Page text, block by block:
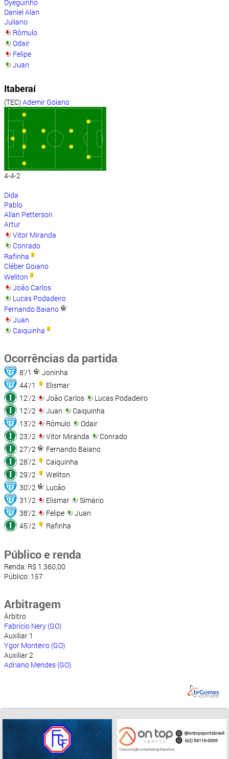
Dyeguinho
Daniel Alan
Juliano
Rômulo
Odair
Felipe
Juan
Itaberaí
(TEC)Ademir Goiano
4-4-2
Dida
Pablo
Allan Petterson
Artur
Vitor Miranda
Conrado
Rafinha
Cléber Goiano
Weliton
João Carlos
Lucas Podadeiro
Fernando Baiano
Juan
Caiquinha
Ocorrências da partida
8'/1
Joninha
44'/1
Elismar
12'/2
João Carlos
Lucas Podadeiro
12'/2
Juan
Caiquinha
13'/2
Rômulo
Odair
23'/2
Vitor Miranda
Conrado
27'/2
Fernando Baiano
28'/2
Caiquinha
29'/2
Weliton
30'/2
Lucão
31'/2
Elismar
Simário
38'/2
Felipe
Juan
45'/2
Rafinha
Público e renda
Renda: R$ 1.360,00
Público: 157
Arbitragem
Árbitro
Fabrício Nery (GO)
Auxiliar 1
Ygor Monteiro (GO)
Auxiliar 2
Adriano Mendes (GO)